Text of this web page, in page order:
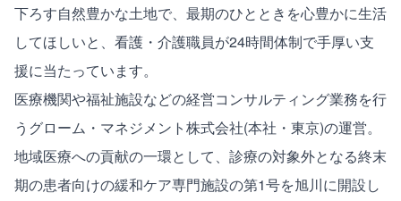
下ろす自然豊かな土地で、最期のひとときを心豊かに生活
してほしいと、看護・介護職員が24時間体制で手厚い支
援に当たっています。
医療機関や福祉施設などの経営コンサルティング業務を行
うグローム・マネジメント株式会社(本社・東京)の運営。
地域医療への貢献の一環として、診療の対象外となる終末
期の患者向けの緩和ケア専門施設の第1号を旭川に開設し